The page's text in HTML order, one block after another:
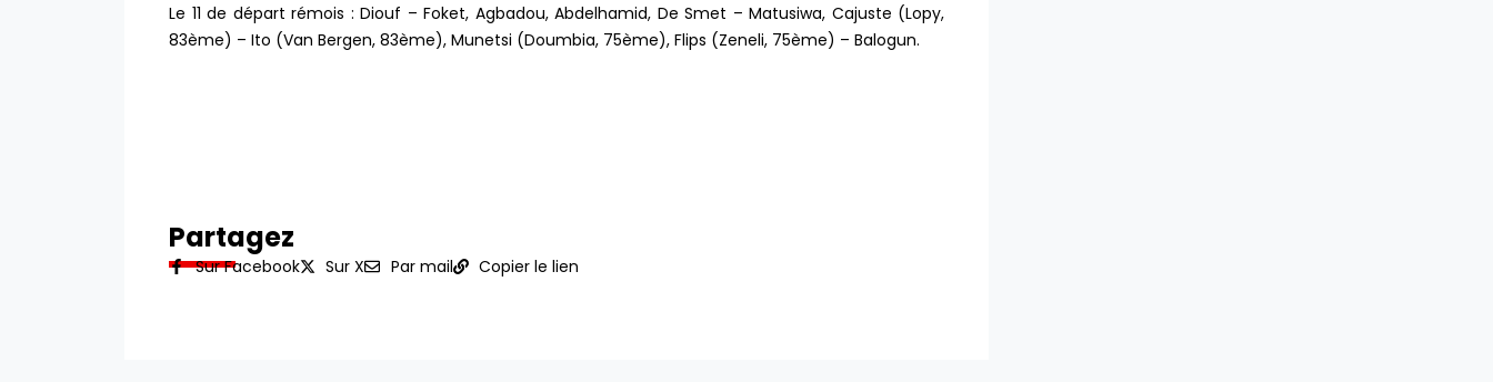
Le 11 de départ rémois : Diouf – Foket, Agbadou, Abdelhamid, De Smet – Matusiwa, Cajuste (Lopy,
83ème) – Ito (Van Bergen, 83ème), Munetsi (Doumbia, 75ème), Flips (Zeneli, 75ème) – Balogun.
Partagez
Sur Facebook Sur X Par mail Copier le lien